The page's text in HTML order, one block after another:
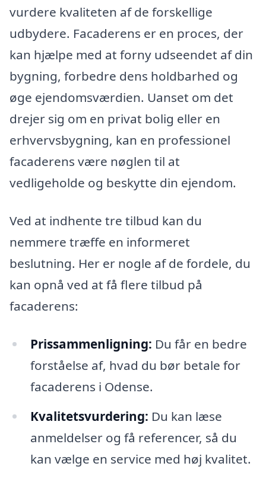
vurdere kvaliteten af de forskellige
udbydere. Facaderens er en proces, der
kan hjælpe med at forny udseendet af din
bygning, forbedre dens holdbarhed og
øge ejendomsværdien. Uanset om det
drejer sig om en privat bolig eller en
erhvervsbygning, kan en professionel
facaderens være nøglen til at
vedligeholde og beskytte din ejendom.
Ved at indhente tre tilbud kan du
nemmere træffe en informeret
beslutning. Her er nogle af de fordele, du
kan opnå ved at få flere tilbud på
facaderens:
Prissammenligning: Du får en bedre
forståelse af, hvad du bør betale for
facaderens i Odense.
Kvalitetsvurdering: Du kan læse
anmeldelser og få referencer, så du
kan vælge en service med høj kvalitet.